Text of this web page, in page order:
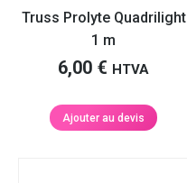
Truss Prolyte Quadrilight
1 m
6,00 € HTVA
Ajouter au devis